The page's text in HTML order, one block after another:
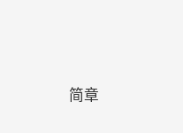
简章